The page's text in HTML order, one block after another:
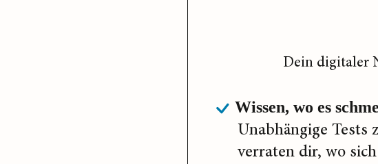
Dein digitaler
Wissen, wo es
Unabhängige Tests
verraten dir, wo